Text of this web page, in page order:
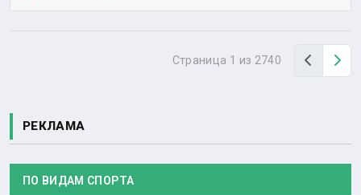
Страница 1 из 2740 Назад
РЕКЛАМА
ПО ВИДАМ СПОРТА